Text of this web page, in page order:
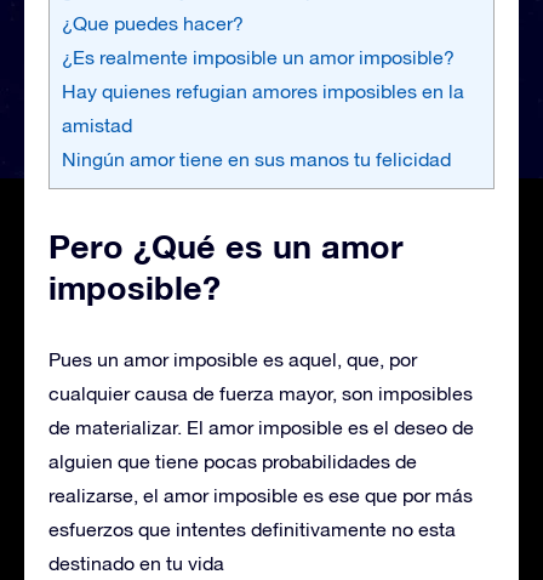
¿Que puedes hacer?
¿Es realmente imposible un amor imposible?
Hay quienes refugian amores imposibles en la
amistad
Ningún amor tiene en sus manos tu felicidad
Pero ¿Qué es un amor
imposible?
Pues un amor imposible es aquel, que, por
cualquier causa de fuerza mayor, son imposibles
de materializar. El amor imposible es el deseo de
alguien que tiene pocas probabilidades de
realizarse, el amor imposible es ese que por más
esfuerzos que intentes definitivamente no esta
destinado en tu vida